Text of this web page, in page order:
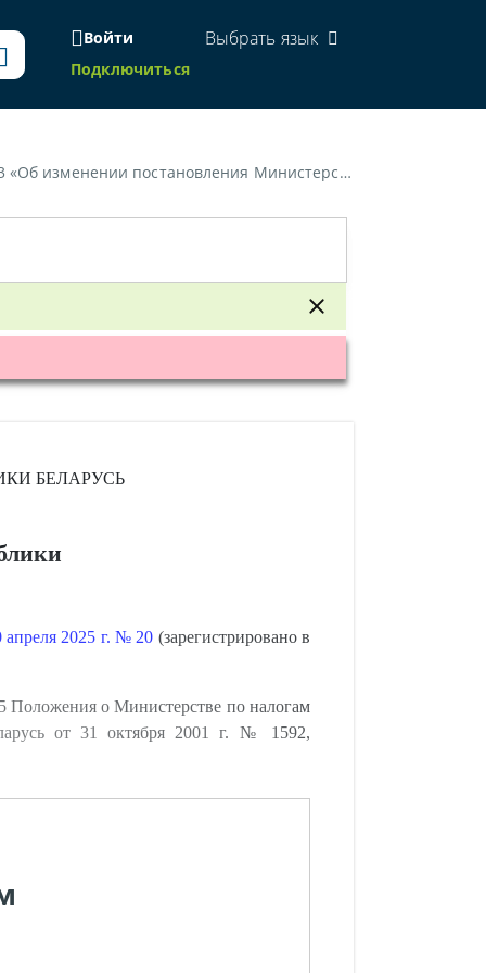
Войти
Подключиться
Выбрать язык
и сборам Республики Беларусь от 31 декабря 2010 г. № 100»
БЕЛАРУСЬ
апреля 2025 г. № 20 (зарегистрировано в
Положения о Министерстве по налогам
от 31 октября 2001 г. № 1592,